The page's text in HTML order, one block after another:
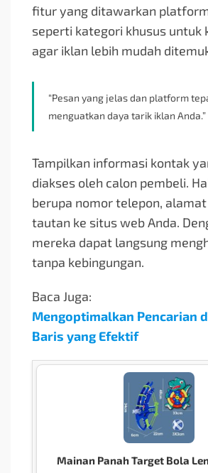
fitur yang ditawarkan
seperti kategori khusus untuk
agar iklan lebih mudah
“Pesan yang jelas dan platform
menguatkan daya tarik iklan Anda.”
Tampilkan informasi kontak
diakses oleh calon pembeli.
berupa nomor telepon,
tautan ke situs web Anda.
mereka dapat langsung
tanpa kebingungan.
Baca Juga:
Mengoptimalkan Pencarian
Baris yang Efektif
Mainan Panah Target Bola